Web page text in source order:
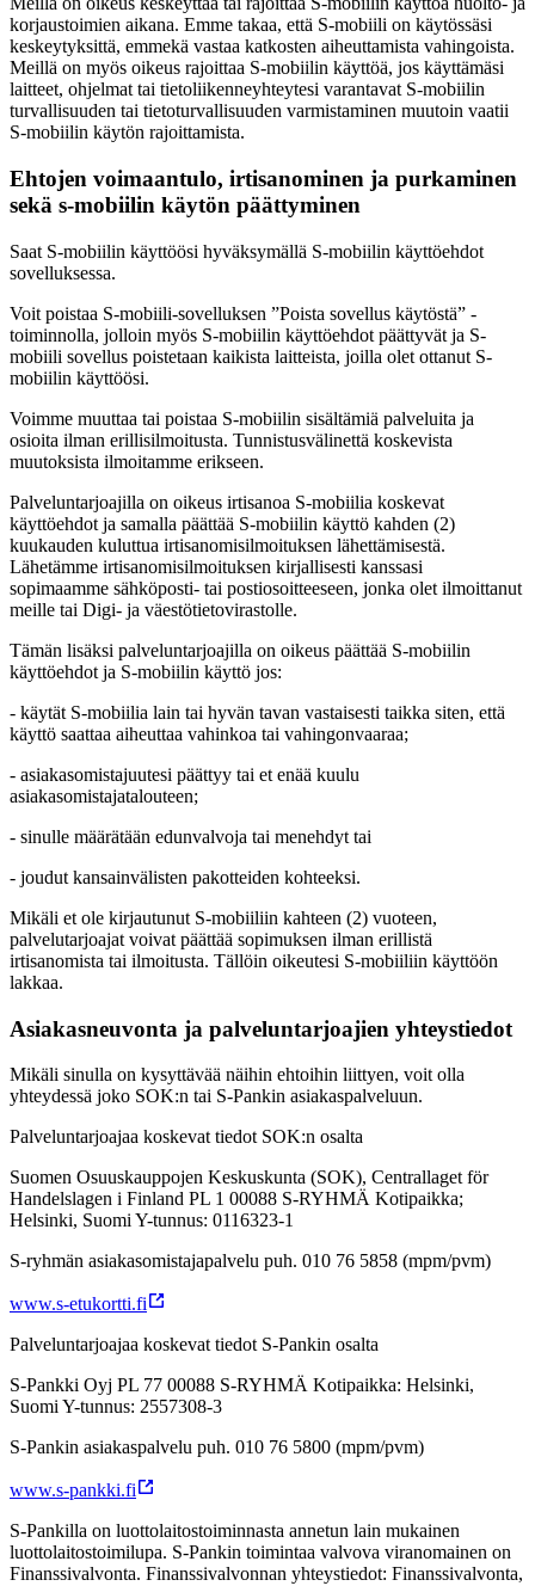
korjaustoimien aikana. Emme takaa, että S-mobiili on käytössäsi
keskeytyksittä, emmekä vastaa katkosten aiheuttamista vahingoista.
Meillä on myös oikeus rajoittaa S-mobiilin käyttöä, jos käyttämäsi
laitteet, ohjelmat tai tietoliikenneyhteytesi varantavat S-mobiilin
turvallisuuden tai tietoturvallisuuden varmistaminen muutoin vaatii
S-mobiilin käytön rajoittamista.
Ehtojen voimaantulo, irtisanominen ja purkaminen
sekä s-mobiilin käytön päättyminen
Saat S-mobiilin käyttöösi hyväksymällä S-mobiilin käyttöehdot
sovelluksessa.
Voit poistaa S-mobiili-sovelluksen ”Poista sovellus käytöstä” -
toiminnolla, jolloin myös S-mobiilin käyttöehdot päättyvät ja S-
mobiili sovellus poistetaan kaikista laitteista, joilla olet ottanut S-
mobiilin käyttöösi.
Voimme muuttaa tai poistaa S-mobiilin sisältämiä palveluita ja
osioita ilman erillisilmoitusta. Tunnistusvälinettä koskevista
muutoksista ilmoitamme erikseen.
Palveluntarjoajilla on oikeus irtisanoa S-mobiilia koskevat
käyttöehdot ja samalla päättää S-mobiilin käyttö kahden (2)
kuukauden kuluttua irtisanomisilmoituksen lähettämisestä.
Lähetämme irtisanomisilmoituksen kirjallisesti kanssasi
sopimaamme sähköposti- tai postiosoitteeseen, jonka olet ilmoittanut
meille tai Digi- ja väestötietovirastolle.
Tämän lisäksi palveluntarjoajilla on oikeus päättää S-mobiilin
käyttöehdot ja S-mobiilin käyttö jos:
- käytät S-mobiilia lain tai hyvän tavan vastaisesti taikka siten, että
käyttö saattaa aiheuttaa vahinkoa tai vahingonvaaraa;
- asiakasomistajuutesi päättyy tai et enää kuulu
asiakasomistajatalouteen;
- sinulle määrätään edunvalvoja tai menehdyt tai
- joudut kansainvälisten pakotteiden kohteeksi.
Mikäli et ole kirjautunut S-mobiiliin kahteen (2) vuoteen,
palvelutarjoajat voivat päättää sopimuksen ilman erillistä
irtisanomista tai ilmoitusta. Tällöin oikeutesi S-mobiiliin käyttöön
lakkaa.
Asiakasneuvonta ja palveluntarjoajien yhteystiedot
Mikäli sinulla on kysyttävää näihin ehtoihin liittyen, voit olla
yhteydessä joko SOK:n tai S-Pankin asiakaspalveluun.
Palveluntarjoajaa koskevat tiedot SOK:n osalta
Suomen Osuuskauppojen Keskuskunta (SOK), Centrallaget för
Handelslagen i Finland PL 1 00088 S-RYHMÄ Kotipaikka;
Helsinki, Suomi Y-tunnus: 0116323-1
S-ryhmän asiakasomistajapalvelu puh. 010 76 5858 (mpm/pvm)
www.s-etukortti.fi
Palveluntarjoajaa koskevat tiedot S-Pankin osalta
S-Pankki Oyj PL 77 00088 S-RYHMÄ Kotipaikka: Helsinki,
Suomi Y-tunnus: 2557308-3
S-Pankin asiakaspalvelu puh. 010 76 5800 (mpm/pvm)
www.s-pankki.fi
S-Pankilla on luottolaitostoiminnasta annetun lain mukainen
luottolaitostoimilupa. S-Pankin toimintaa valvova viranomainen on
Finanssivalvonta. Finanssivalvonnan yhteystiedot: Finanssivalvonta,